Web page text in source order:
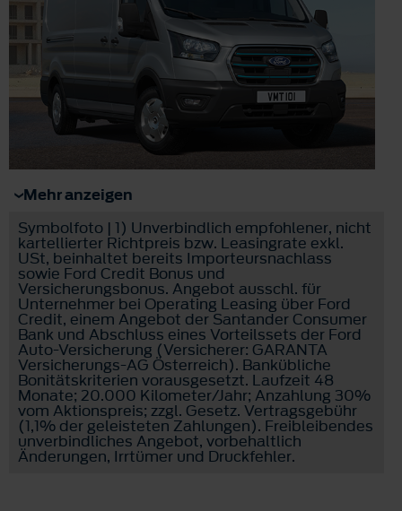
Mehr anzeigen
Symbolfoto | 1) Unverbindlich empfohlener, nicht
kartellierter Richtpreis bzw. Leasingrate exkl.
USt, beinhaltet bereits Importeursnachlass
sowie Ford Credit Bonus und
Versicherungsbonus. Angebot ausschl. für
Unternehmer bei Operating Leasing über Ford
Credit, einem Angebot der Santander Consumer
Bank und Abschluss eines Vorteilssets der Ford
Auto-Versicherung (Versicherer: GARANTA
Versicherungs-AG Österreich). Bankübliche
Bonitätskriterien vorausgesetzt. Laufzeit 48
Monate; 20.000 Kilometer/Jahr; Anzahlung 30%
vom Aktionspreis; zzgl. Gesetz. Vertragsgebühr
(1,1% der geleisteten Zahlungen). Freibleibendes
unverbindliches Angebot, vorbehaltlich
Änderungen, Irrtümer und Druckfehler.